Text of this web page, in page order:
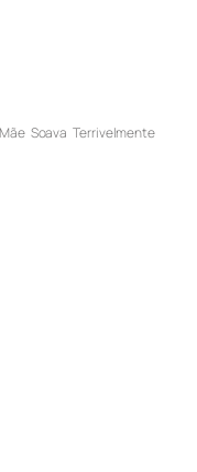
Soava Terrivelmente